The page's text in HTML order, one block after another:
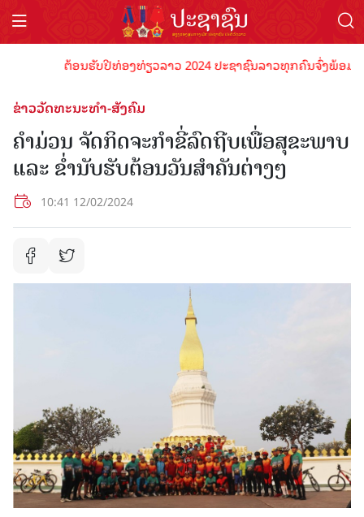
ຕ້ອນຮັບປີທ່ອງທ່ຽວລາວ 2024 ປະຊາຊົນລາວທຸກຄົນຈົ່ງພ້ອມເ
ຂ່າວວັດທະນະທຳ-ສັງຄົມ
ຄໍາມ່ວນ ຈັດກິດຈະກໍາຂີ່ລົດຖີບເພື່ອສຸຂະພາບ
ແລະ ຂໍ່ານັບຮັບຕ້ອນວັນສໍາຄັນຕ່າງໆ
10:41 12/02/2024